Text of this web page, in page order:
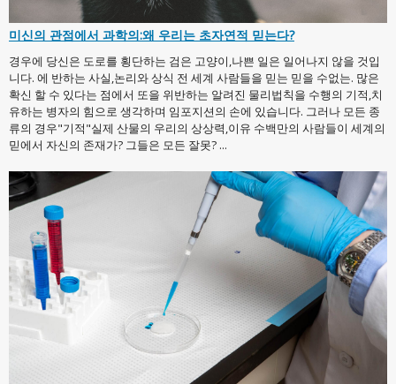
미신의 관점에서 과학의:왜 우리는 초자연적 믿는다?
경우에 당신은 도로를 횡단하는 검은 고양이,나쁜 일은 일어나지 않을 것입
니다. 에 반하는 사실,논리와 상식 전 세계 사람들을 믿는 믿을 수없는. 많은
확신 할 수 있다는 점에서 또을 위반하는 알려진 물리법칙을 수행의 기적,치
유하는 병자의 힘으로 생각하며 임포지션의 손에 있습니다. 그러나 모든 종
류의 경우"기적"실제 산물의 우리의 상상력,이유 수백만의 사람들이 세계의
믿에서 자신의 존재가? 그들은 모든 잘못? ...